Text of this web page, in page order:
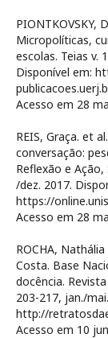
PIONTKOVSKY,
Micropolíticas,
escolas. Teias v.
Disponível em:
Acesso em 28
REIS, Graça. et
conversação:
Reflexão e Ação,
/dez. 2017.
https://
Acesso em 28
ROCHA,
Costa. Base
docência.
203-217, jan./
http://
Acesso em 10